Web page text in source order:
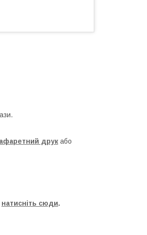
друк або
натисніть сюди.